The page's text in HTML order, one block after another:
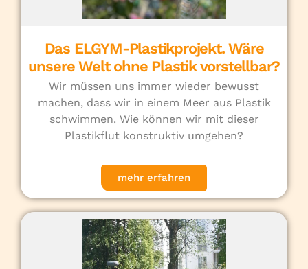
Das ELGYM-Plastikprojekt. Wäre
unsere Welt ohne Plastik vorstellbar?
Wir müssen uns immer wieder bewusst
machen, dass wir in einem Meer aus Plastik
schwimmen. Wie können wir mit dieser
Plastikflut konstruktiv umgehen?
mehr erfahren